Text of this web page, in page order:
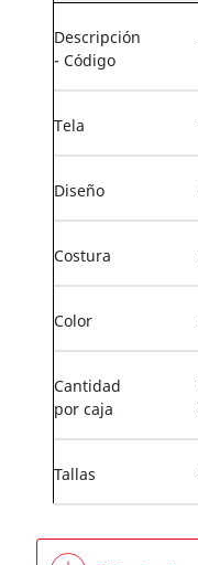
Descripción
- Código
Tela
Diseño
Costura
Color
Cantidad
por caja
Tallas